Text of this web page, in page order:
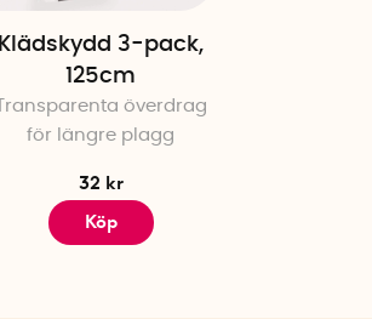
Klädskydd 3-pack,
125cm
Transparenta överdrag
för längre plagg
32 kr
Köp